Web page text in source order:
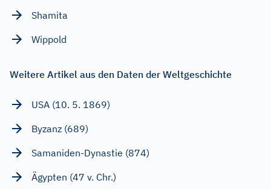
Shamita
Wippold
Weitere Artikel aus den Daten der Weltgeschichte
USA (10. 5. 1869)
Byzanz (689)
Samaniden-Dynastie (874)
Ägypten (47 v. Chr.)